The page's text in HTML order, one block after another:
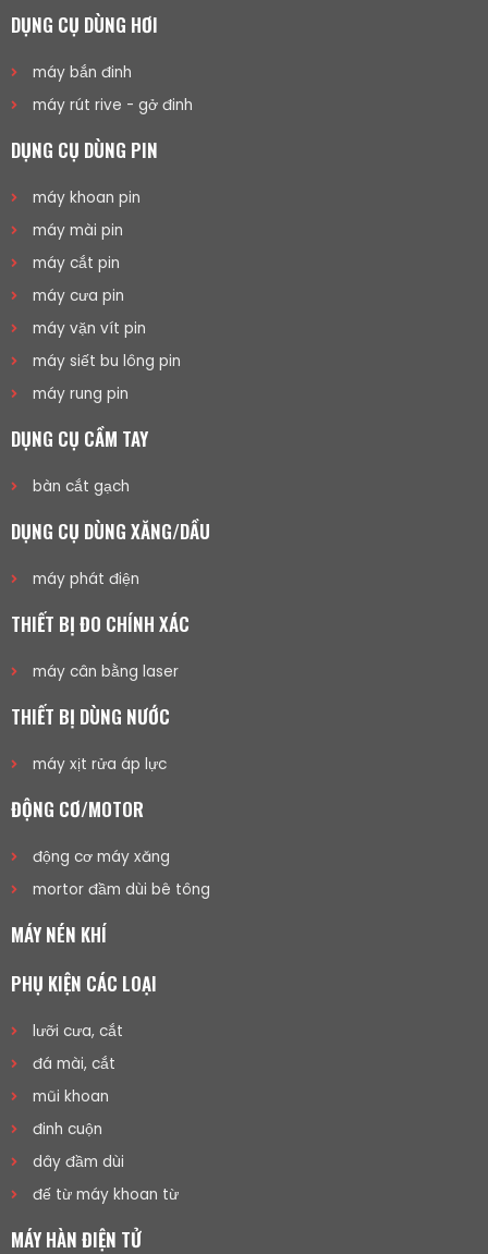
DỤNG CỤ DÙNG HƠI
máy bắn đinh
máy rút rive - gở đinh
DỤNG CỤ DÙNG PIN
máy khoan pin
máy mài pin
máy cắt pin
máy cưa pin
máy vặn vít pin
máy siết bu lông pin
máy rung pin
DỤNG CỤ CẦM TAY
bàn cắt gạch
DỤNG CỤ DÙNG XĂNG/DẦU
máy phát điện
THIẾT BỊ ĐO CHÍNH XÁC
máy cân bằng laser
THIẾT BỊ DÙNG NƯỚC
máy xịt rửa áp lực
ĐỘNG CƠ/MOTOR
động cơ máy xăng
mortor đầm dùi bê tông
MÁY NÉN KHÍ
PHỤ KIỆN CÁC LOẠI
lưỡi cưa, cắt
đá mài, cắt
mũi khoan
đinh cuộn
dây đầm dùi
đế từ máy khoan từ
MÁY HÀN ĐIỆN TỬ